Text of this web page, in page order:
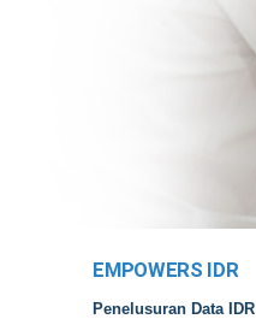
EMPOWERS IDR
Penelusuran Data IDR